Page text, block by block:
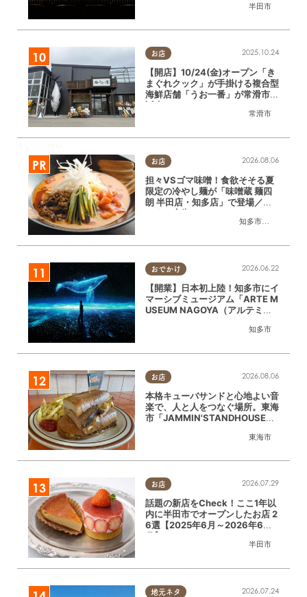
半田市
お店
常滑市
2025.10.24
【開店】10/24(金)オープン「き
まぐれクック」が手掛ける複合型
海鮮店舗「うお一番」が常滑市に
誕生！
お店
知多市
,半田市
2026.08.06
担々VSゴマ味噌！食欲そそる夏
限定の冷やし麺が「味噌蔵 麺四
朗 半田店・知多店」で登場／ち
たまる広告
おでかけ
知多市
2026.06.22
【開業】日本初上陸！知多市にイ
マーシブミュージアム「ARTE M
USEUM NAGOYA（アルテミュ
お店
東海市
2026.08.06
本格キューバサンドと心地よい音
楽で、人と人をつなぐ場所。東海
市「JAMMIN'STANDHOUSE」
お店
半田市
2026.07.29
話題の新店をCheck！ここ1年以
内に半田市でオープンしたお店 2
6選【2025年6月～2026年6
月】
地元ネタ 2026.07.24